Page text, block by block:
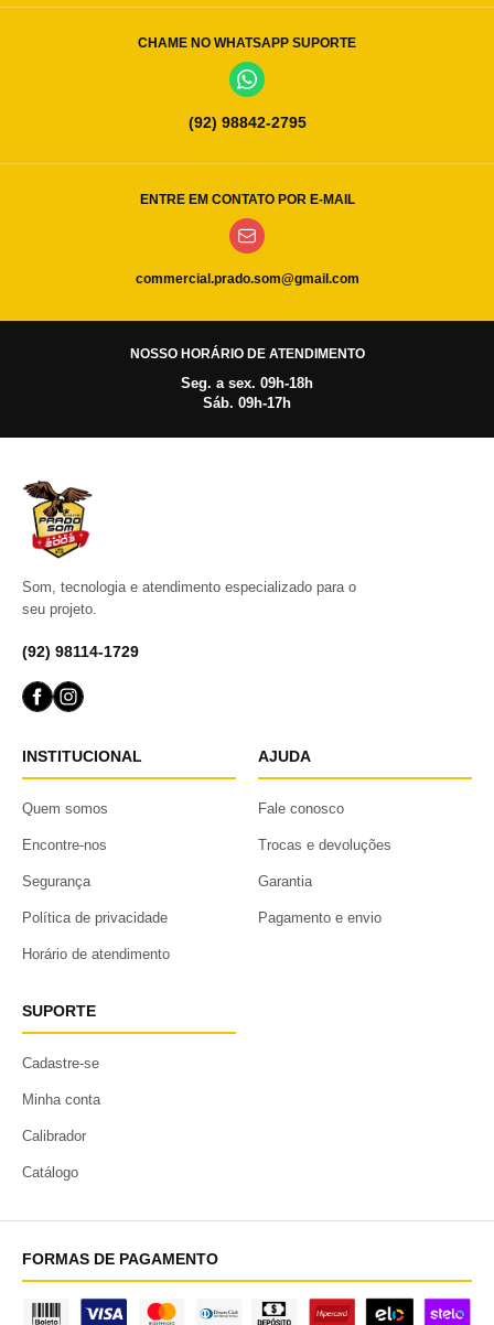
CHAME NO WHATSAPP SUPORTE
(92) 98842-2795
ENTRE EM CONTATO POR E-MAIL
commercial.prado.som@gmail.com
NOSSO HORÁRIO DE ATENDIMENTO
Seg. a sex. 09h-18h
Sáb. 09h-17h
Som, tecnologia e atendimento especializado para o
seu projeto.
(92) 98114-1729
INSTITUCIONAL
Quem somos
Encontre-nos
Segurança
Política de privacidade
Horário de atendimento
AJUDA
Fale conosco
Trocas e devoluções
Garantia
Pagamento e envio
SUPORTE
Cadastre-se
Minha conta
Calibrador
Catálogo
FORMAS DE PAGAMENTO